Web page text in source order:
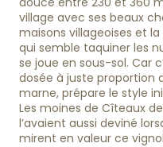
village avec ses beaux
maisons villageoises et
qui semble taquiner les
se joue en sous-sol. Car
dosée à juste proportion
marne, prépare le style
Les moines de Cîteaux
l’avaient aussi deviné
mirent en valeur ce